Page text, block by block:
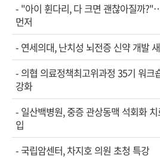
- "아이 휜다리, 다 크면 괜찮아질까
먼저
- 연세의대, 난치성 뇌전증 신약 개발
- 의협 의료정책최고위과정 35기 워
강화
- 일산백병원, 중증 관상동맥 석회화
입
-국립암센터, 차지호 의원 초청 특강